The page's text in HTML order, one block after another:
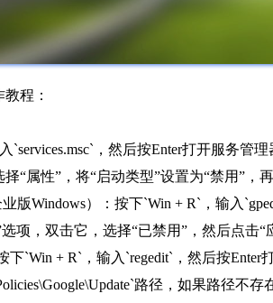
程：
，然后按Enter打开服务管
择“属性”，将“启动类型”设置为“禁用”
版Windows）：按下`Win + R`，输入
项，双击它，选择“已禁用”，然后点击“
`Win + R`，输入`regedit`，然后按Enter
路径，如果路径不